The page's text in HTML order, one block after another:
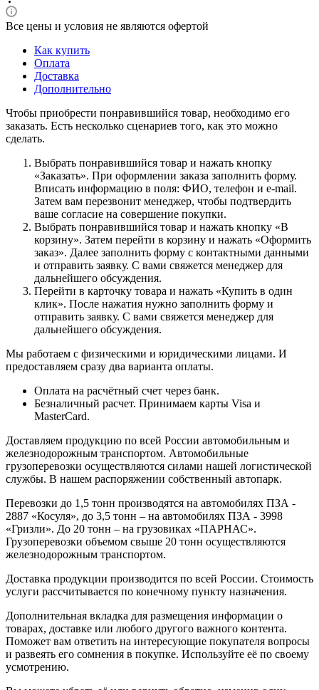
Все цены и условия не являются офертой
Как купить
Оплата
Доставка
Дополнительно
Чтобы приобрести понравившийся товар, необходимо его
заказать. Есть несколько сценариев того, как это можно
сделать.
Выбрать понравившийся товар и нажать кнопку
«Заказать». При оформлении заказа заполнить форму.
Вписать информацию в поля: ФИО, телефон и e-mail.
Затем вам перезвонит менеджер, чтобы подтвердить
ваше согласие на совершение покупки.
Выбрать понравившийся товар и нажать кнопку «В
корзину». Затем перейти в корзину и нажать «Оформить
заказ». Далее заполнить форму с контактными данными
и отправить заявку. С вами свяжется менеджер для
дальнейшего обсуждения.
Перейти в карточку товара и нажать «Купить в один
клик». После нажатия нужно заполнить форму и
отправить заявку. С вами свяжется менеджер для
дальнейшего обсуждения.
Мы работаем с физическими и юридическими лицами. И
предоставляем сразу два варианта оплаты.
Оплата на расчётный счет через банк.
Безналичный расчет. Принимаем карты Visa и
MasterCard.
Доставляем продукцию по всей России автомобильным и
железнодорожным транспортом. Автомобильные
грузоперевозки осуществляются силами нашей логистической
службы. В нашем распоряжении собственный автопарк.
Перевозки до 1,5 тонн производятся на автомобилях ПЗА -
2887 «Косуля», до 3,5 тонн – на автомобилях ПЗА - 3998
«Гризли». До 20 тонн – на грузовиках «ПАРНАС».
Грузоперевозки объемом свыше 20 тонн осуществляются
железнодорожным транспортом.
Доставка продукции производится по всей России. Стоимость
услуги рассчитывается по конечному пункту назначения.
Дополнительная вкладка для размещения информации о
товарах, доставке или любого другого важного контента.
Поможет вам ответить на интересующие покупателя вопросы
и развеять его сомнения в покупке. Используйте её по своему
усмотрению.